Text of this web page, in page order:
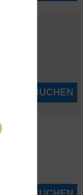
JETZT BUCHEN